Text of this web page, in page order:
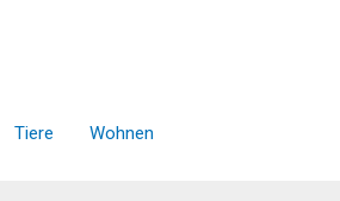
Tiere Wohnen